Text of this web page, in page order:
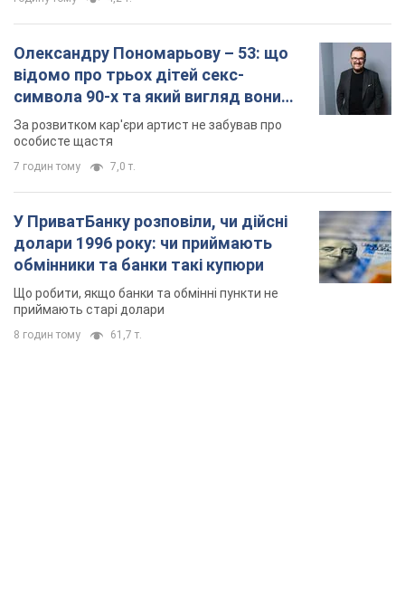
Олександру Пономарьову – 53: що
відомо про трьох дітей секс-
символа 90-х та який вигляд вони
мають
За розвитком кар'єри артист не забував про
особисте щастя
7 годин тому 7,0 т.
У ПриватБанку розповіли, чи дійсні
долари 1996 року: чи приймають
обмінники та банки такі купюри
Що робити, якщо банки та обмінні пункти не
приймають старі долари
8 годин тому 61,7 т.